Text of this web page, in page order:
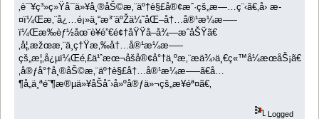
‚è¯¥ç³»ç»Ÿå¯ä»¥å¸®åŠ©æ‚¨äº†è§£å®¢æˆ·çš„æ—…ç¨‹ã€‚å› æ­
¤ï¼Œæ‚¨å¿…é¡»ä¸“æ³¨äºŽä¼˜åŒ–å†…å®¹æ¼æ–—
ï¼Œæ‰èƒ½åœ¨è¥é”€é¢†åŸŸå–å¾—æˆåŠŸã€
‚å¦‚æžœæ‚¨ä¸ç†Ÿæ‚‰å†…å®¹æ¼æ–—
çš„æ¦‚å¿µï¼Œé‚£ä¹ˆæœ¬åšå®¢å°†ä¸ºæ‚¨æä¾›ä¸€ç«™å¼æœåŠ¡ã€
‚å®ƒå°†å¸®åŠ©æ‚¨äº†è§£å†…å®¹æ¼æ–—ã€å…
¶å„ä¸ªé˜¶æ®µä»¥åŠåˆ›å»ºå®ƒä»¬çš„æ­¥éª¤ã€‚
Logged